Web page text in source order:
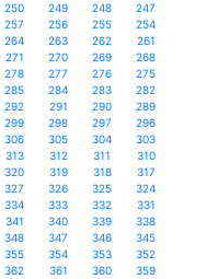
247
248
249
250
254
255
256
257
261
262
263
264
268
269
270
271
275
276
277
278
282
283
284
285
289
290
291
292
296
297
298
299
303
304
305
306
310
311
312
313
317
318
319
320
324
325
326
327
331
332
333
334
338
339
340
341
345
346
347
348
352
353
354
355
359
360
361
362